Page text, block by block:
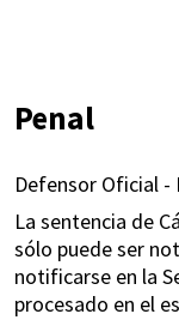
Penal
Defensor Oficial -
La sentencia de
sólo puede ser
notificarse en la
procesado en el